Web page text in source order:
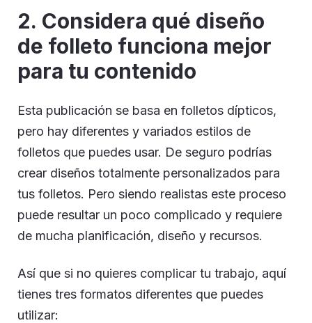
2. Considera qué diseño
de folleto funciona mejor
para tu contenido
Esta publicación se basa en folletos dípticos,
pero hay diferentes y variados estilos de
folletos que puedes usar. De seguro podrías
crear diseños totalmente personalizados para
tus folletos. Pero siendo realistas este proceso
puede resultar un poco complicado y requiere
de mucha planificación, diseño y recursos.
Así que si no quieres complicar tu trabajo, aquí
tienes tres formatos diferentes que puedes
utilizar: